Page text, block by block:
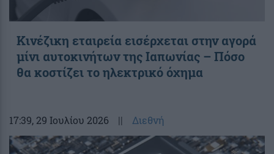
Κινέζικη εταιρεία εισέρχεται στην αγορά
μίνι αυτοκινήτων της Ιαπωνίας – Πόσο
θα κοστίζει το ηλεκτρικό όχημα
17:39, 29 Ιουλίου 2026 || Διεθνή